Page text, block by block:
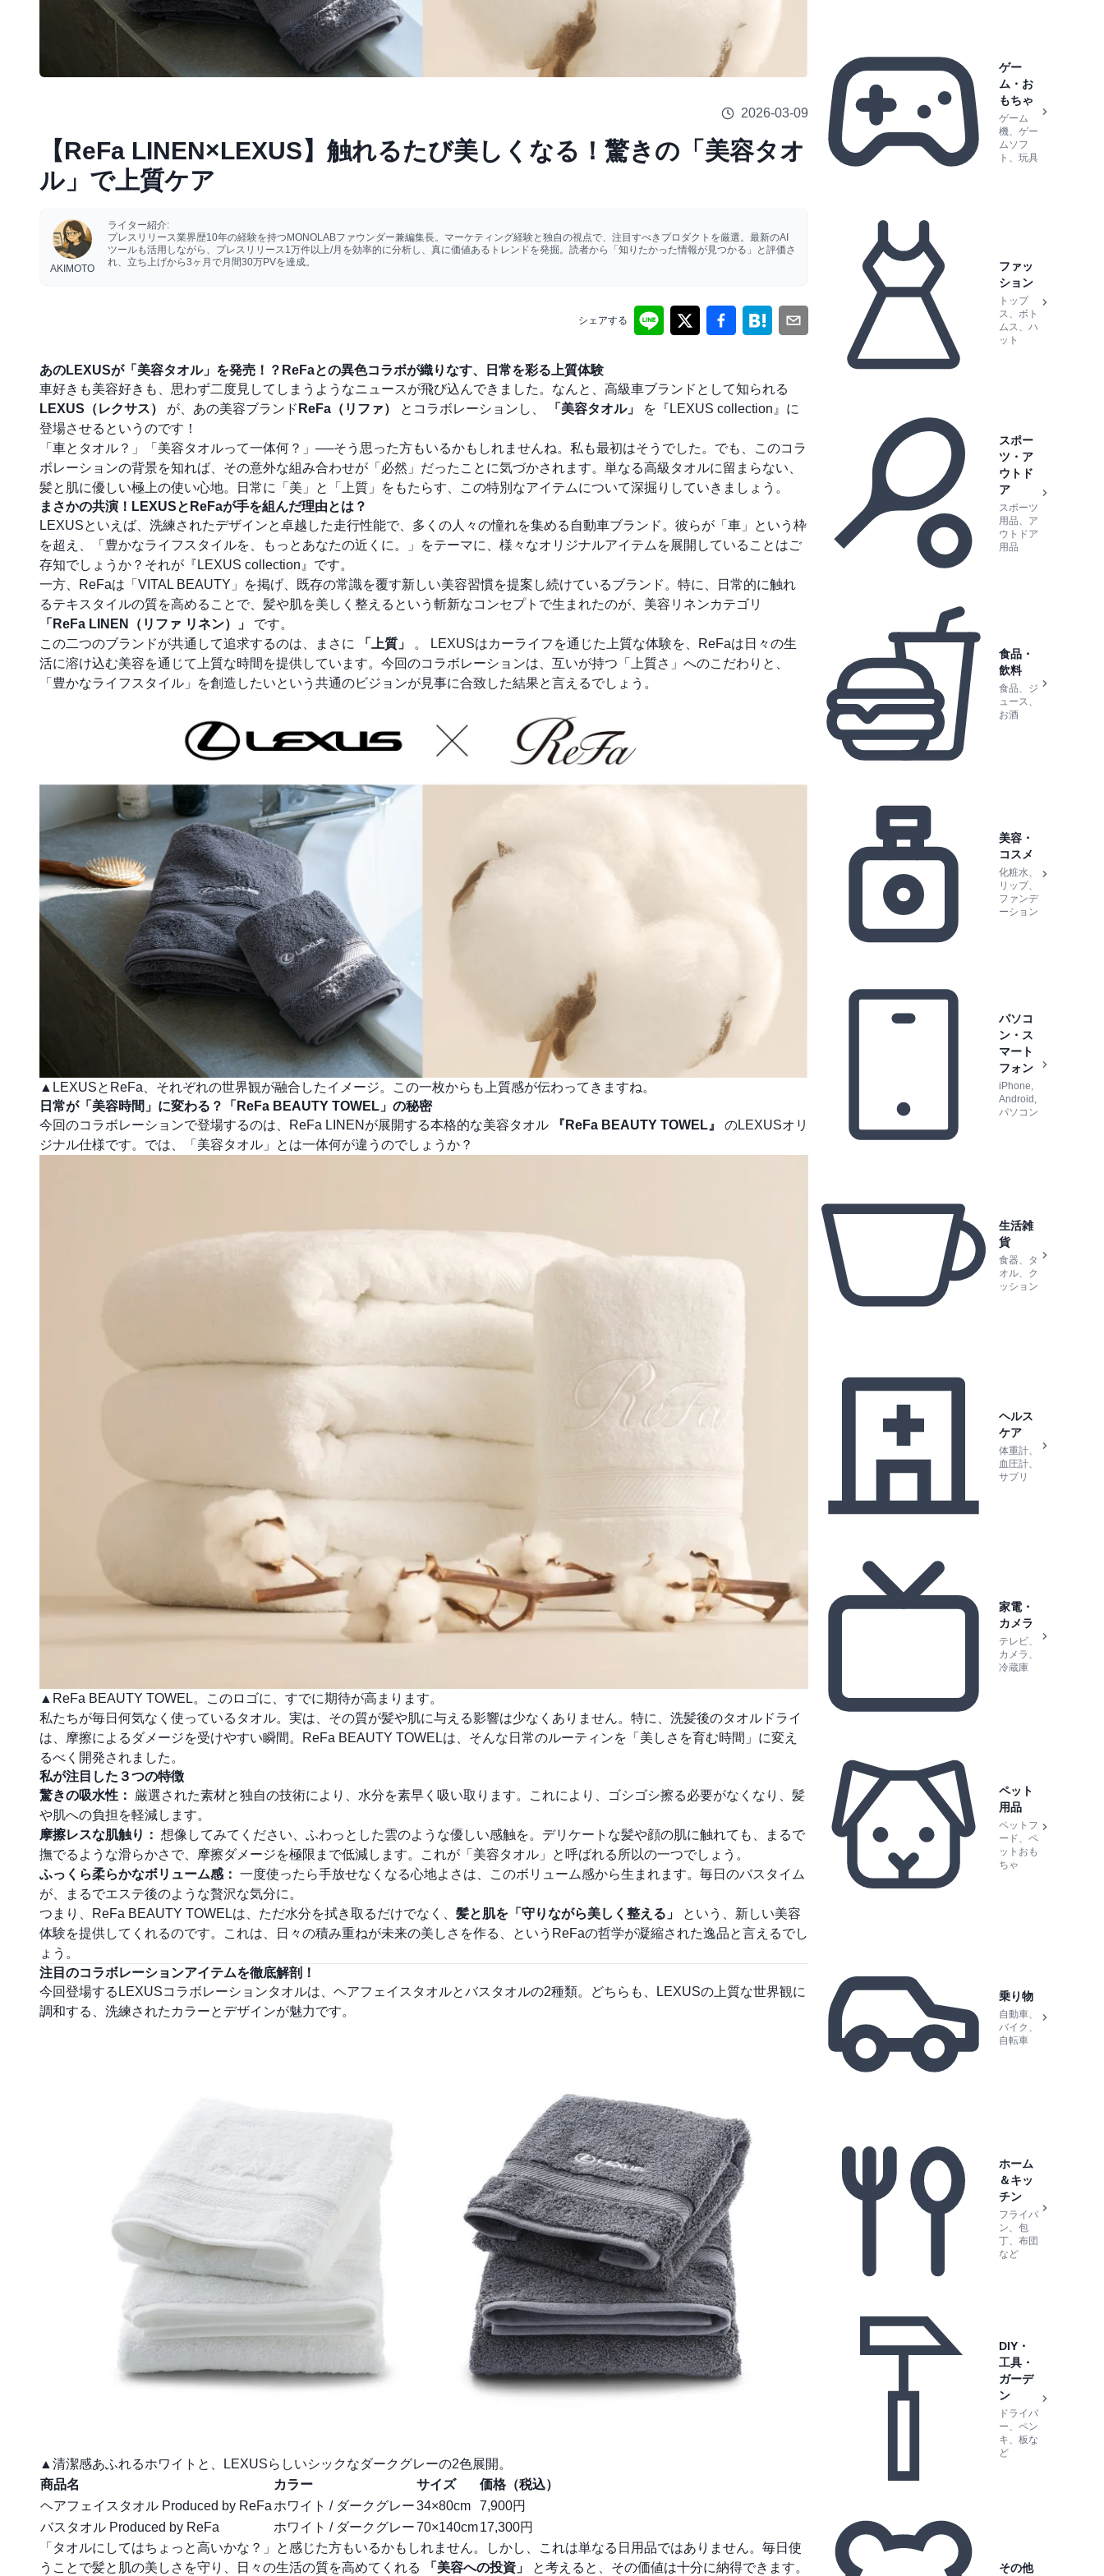
2026-03-09
【ReFa LINEN×LEXUS】触れるたび美しくなる！驚きの「美容タオ
ル」で上質ケア
AKIMOTO
ライター紹介:
プレスリリース業界歴10年の経験を持つMONOLABファウンダー兼編集長。マーケティング経験と独自の視点で、注目すべきプロダクトを厳選。最新のAI
ツールも活用しながら、プレスリリース1万件以上/月を効率的に分析し、真に価値あるトレンドを発掘。読者から「知りたかった情報が見つかる」と評価さ
れ、立ち上げから3ヶ月で月間30万PVを達成。
シェアする
あのLEXUSが「美容タオル」を発売！？ReFaとの異色コラボが織りなす、日常を彩る上質体験
車好きも美容好きも、思わず二度見してしまうようなニュースが飛び込んできました。なんと、高級車ブランドとして知られる
LEXUS（レクサス）
が、あの美容ブランド ReFa（リファ） とコラボレーションし、 「美容タオル」
を『LEXUS collection』に
登場させるというのです！
「車とタオル？」「美容タオルって一体何？」──そう思った方もいるかもしれませんね。私も最初はそうでした。でも、このコラ
ボレーションの背景を知れば、その意外な組み合わせが「必然」だったことに気づかされます。単なる高級タオルに留まらない、
髪と肌に優しい極上の使い心地。日常に「美」と「上質」をもたらす、この特別なアイテムについて深掘りしていきましょう。
まさかの共演！LEXUSとReFaが手を組んだ理由とは？
LEXUSといえば、洗練されたデザインと卓越した走行性能で、多くの人々の憧れを集める自動車ブランド。彼らが「車」という枠
を超え、「豊かなライフスタイルを、もっとあなたの近くに。」をテーマに、様々なオリジナルアイテムを展開していることはご
存知でしょうか？それが『LEXUS collection』です。
一方、ReFaは「VITAL BEAUTY」を掲げ、既存の常識を覆す新しい美容習慣を提案し続けているブランド。特に、日常的に触れ
るテキスタイルの質を高めることで、髪や肌を美しく整えるという斬新なコンセプトで生まれたのが、美容リネンカテゴリ
「ReFa LINEN（リファ リネン）」
です。
この二つのブランドが共通して追求するのは、まさに
「上質」
。 LEXUSはカーライフを通じた上質な体験を、ReFaは日々の生
活に溶け込む美容を通じて上質な時間を提供しています。今回のコラボレーションは、互いが持つ「上質さ」へのこだわりと、
「豊かなライフスタイル」を創造したいという共通のビジョンが見事に合致した結果と言えるでしょう。
▲LEXUSとReFa、それぞれの世界観が融合したイメージ。この一枚からも上質感が伝わってきますね。
日常が「美容時間」に変わる？「ReFa BEAUTY TOWEL」の秘密
今回のコラボレーションで登場するのは、ReFa LINENが展開する本格的な美容タオル
『ReFa BEAUTY TOWEL』
のLEXUSオリ
ジナル仕様です。では、「美容タオル」とは一体何が違うのでしょうか？
▲ReFa BEAUTY TOWEL。このロゴに、すでに期待が高まります。
私たちが毎日何気なく使っているタオル。実は、その質が髪や肌に与える影響は少なくありません。特に、洗髪後のタオルドライ
は、摩擦によるダメージを受けやすい瞬間。ReFa BEAUTY TOWELは、そんな日常のルーティンを「美しさを育む時間」に変え
るべく開発されました。
私が注目した３つの特徴
驚きの吸水性：
厳選された素材と独自の技術により、水分を素早く吸い取ります。これにより、ゴシゴシ擦る必要がなくなり、髪
や肌への負担を軽減します。
摩擦レスな肌触り： 想像してみてください、ふわっとした雲のような優しい感触を。デリケートな髪や顔の肌に触れても、まるで
撫でるような滑らかさで、摩擦ダメージを極限まで低減します。これが「美容タオル」と呼ばれる所以の一つでしょう。
ふっくら柔らかなボリューム感： 一度使ったら手放せなくなる心地よさは、このボリューム感から生まれます。毎日のバスタイム
が、まるでエステ後のような贅沢な気分に。
つまり、ReFa BEAUTY TOWELは、ただ水分を拭き取るだけでなく、 髪と肌を「守りながら美しく整える」
という、新しい美容
体験を提供してくれるのです。これは、日々の積み重ねが未来の美しさを作る、というReFaの哲学が凝縮された逸品と言えるでし
ょう。
注目のコラボレーションアイテムを徹底解剖！
今回登場するLEXUSコラボレーションタオルは、ヘアフェイスタオルとバスタオルの2種類。どちらも、LEXUSの上質な世界観に
調和する、洗練されたカラーとデザインが魅力です。
▲清潔感あふれるホワイトと、LEXUSらしいシックなダークグレーの2色展開。
商品名
カラー サイズ
価格（税込）
ヘアフェイスタオル Produced by ReFa ホワイト / ダークグレー34×80cm
7,900円
バスタオル Produced by ReFa
ホワイト / ダークグレー70×140cm17,300円
「タオルにしてはちょっと高いかな？」と感じた方もいるかもしれません。しかし、これは単なる日用品ではありません。毎日使
うことで髪と肌の美しさを守り、日々の生活の質を高めてくれる
「美容への投資」 と考えると、その価値は十分に納得できます。
ゲー
ム・お
もちゃ
ゲーム
機、ゲー
ムソフ
ト、玩具
ファッ
ション
トップ
ス、ボト
ムス、ハ
ット
スポー
ツ・ア
ウトド
ア
スポーツ
用品、ア
ウトドア
用品
食品・
飲料
食品、ジ
ュース、
お酒
美容・
コスメ
化粧水、
リップ、
ファンデ
ーション
パソコ
ン・ス
マート
フォン
iPhone,
Android,
パソコン
生活雑
貨
食器、タ
オル、ク
ッション
ヘルス
ケア
体重計、
血圧計、
サプリ
家電・
カメラ
テレビ、
カメラ、
冷蔵庫
ペット
用品
ペットフ
ード、ペ
ットおも
ちゃ
乗り物
自動車、
バイク、
自転車
ホーム
＆キッ
チン
フライパ
ン、包
丁、布団
など
DIY・
工具・
ガーデ
ン
ドライバ
ー、ペン
キ、板な
ど
その他